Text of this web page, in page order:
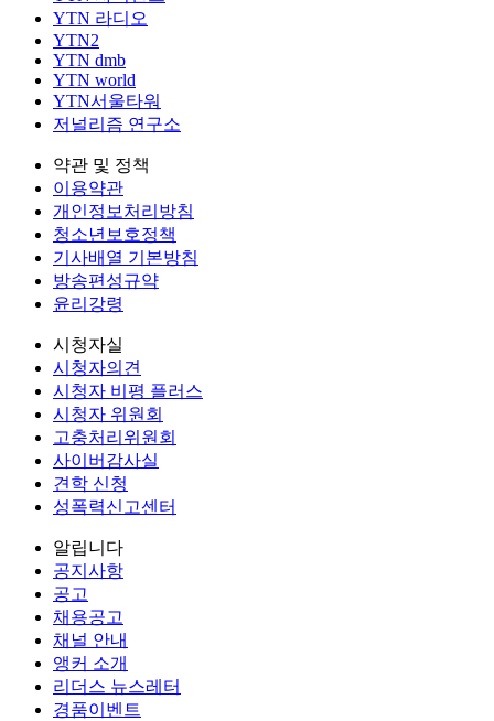
YTN 라디오
YTN2
YTN dmb
YTN world
YTN서울타워
저널리즘 연구소
약관 및 정책
이용약관
개인정보처리방침
청소년보호정책
기사배열 기본방침
방송편성규약
윤리강령
시청자실
시청자의견
시청자 비평 플러스
시청자 위원회
고충처리위원회
사이버감사실
견학 신청
성폭력신고센터
알립니다
공지사항
공고
채용공고
채널 안내
앵커 소개
리더스 뉴스레터
경품이벤트